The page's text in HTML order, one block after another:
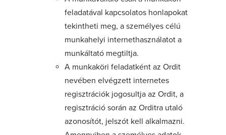
feladatával kapcsolatos honlapokat
tekintheti meg, a személyes célú
munkahelyi internethasználatot a
munkáltató megtiltja.
A munkaköri feladatként az Ordit
nevében elvégzett internetes
regisztrációk jogosultja az Ordit, a
regisztráció során az Orditra utaló
azonosítót, jelszót kell alkalmazni.